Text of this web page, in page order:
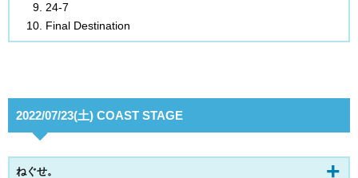
24-7
Final Destination
2022/07/23(土) COAST STAGE
ねぐせ。